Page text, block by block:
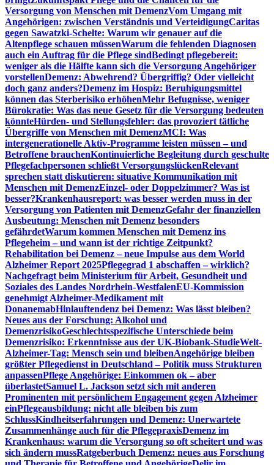
Versorgung von Menschen mit DemenzVom Umgang mit
Angehörigen: zwischen Verständnis und VerteidigungCaritas
gegen Sawatzki-Schelte: Warum wir genauer auf die
Altenpflege schauen müssenWarum die fehlenden Diagnosen
auch ein Auftrag für die Pflege sindBedingt pflegebereit:
weniger als die Hälfte kann sich die Versorgung Angehöriger
vorstellenDemenz: Abwehrend? Übergriffig? Oder vielleicht
doch ganz anders?Demenz im Hospiz: Beruhigungsmittel
können das Sterberisiko erhöhenMehr Befugnisse, weniger
Bürokratie: Was das neue Gesetz für die Versorgung bedeuten
könnteHürden- und Stellungsfehler: das provoziert tätliche
Übergriffe von Menschen mit DemenzMCI: Was
intergenerationelle Aktiv-Programme leisten müssen – und
Betroffene brauchenKontinuierliche Begleitung durch geschulte
Pflegefachpersonen schließt VersorgungslückenRelevant
sprechen statt diskutieren: situative Kommunikation mit
Menschen mit DemenzEinzel- oder Doppelzimmer? Was ist
besser?Krankenhausreport: was besser werden muss in der
Versorgung von Patienten mit DemenzGefahr der finanziellen
Ausbeutung: Menschen mit Demenz besonders
gefährdetWarum kommen Menschen mit Demenz ins
Pflegeheim – und wann ist der richtige Zeitpunkt?
Rehabilitation bei Demenz – neue Impulse aus dem World
Alzheimer Report 2025Pflegegrad 1 abschaffen – wirklich?
Nachgefragt beim Ministerium für Arbeit, Gesundheit und
Soziales des Landes Nordrhein-WestfalenEU-Kommission
genehmigt Alzheimer-Medikament mit
DonanemabHinlauftendenz bei Demenz: Was lässt bleiben?
Neues aus der Forschung: Alkohol und
DemenzrisikoGeschlechtsspezifische Unterschiede beim
Demenzrisiko: Erkenntnisse aus der UK-Biobank-StudieWelt-
Alzheimer-Tag: Mensch sein und bleibenAngehörige bleiben
größter Pflegedienst in Deutschland – Politik muss Strukturen
anpassenPflege Angehörige: Einkommen ok – aber
überlastetSamuel L. Jackson setzt sich mit anderen
Prominenten mit persönlichem Engagement gegen Alzheimer
einPflegeausbildung: nicht alle bleiben bis zum
SchlussKindheitserfahrungen und Demenz: Unerwartete
Zusammenhänge auch für die PflegepraxisDemenz im
Krankenhaus: warum die Versorgung so oft scheitert und was
sich ändern mussRatgeberbuch Demenz: neues aus Forschung